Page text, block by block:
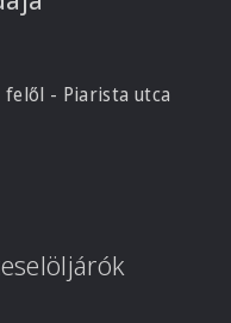
- Piarista utca